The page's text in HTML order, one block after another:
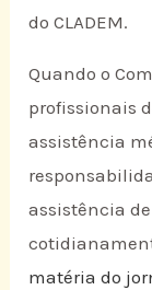
do CLADEM.
Quando o
profissionais
assistência
assistência
matéria do